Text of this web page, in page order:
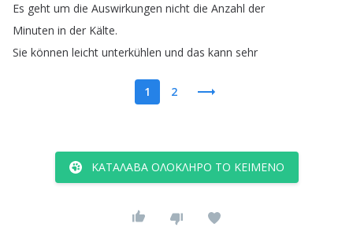
Es geht um die Auswirkungen nicht die Anzahl der
Minuten in der Kälte.
Sie können leicht unterkühlen und das kann sehr
1 2
ΚΑΤΆΛΑΒΑ ΟΛΌΚΛΗΡΟ ΤΟ ΚΕΊΜΕΝΟ